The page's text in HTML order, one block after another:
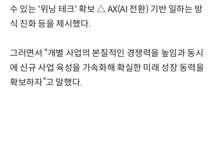
수 있는 '위닝 테크' 확보 △ AX(AI 전환) 기반 일하는 방
식 진화 등을 제시했다.
그러면서 “개별 사업의 본질적인 경쟁력을 높임과 동시
에 신규 사업 육성을 가속화해 확실한 미래 성장 동력을
확보하자”고 말했다.